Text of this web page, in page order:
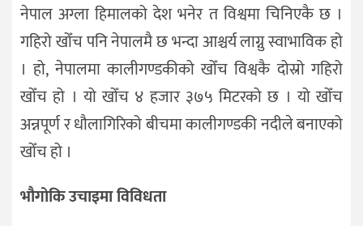
नेपाल अग्ला हिमालको देश भनेर त विश्वमा चिनिएकै छ ।
गहिरो खोँच पनि नेपालमै छ भन्दा आश्चर्य लाग्नु स्वाभाविक हो
। हो, नेपालमा कालीगण्डकीको खोँच विश्वकै दोस्रो गहिरो
खोँच हो । यो खोँच ४ हजार ३७५ मिटरको छ । यो खोँच
अन्नपूर्ण र धौलागिरिको बीचमा कालीगण्डकी नदीले बनाएको
खोँच हो ।
भौगोकि उचाइमा विविधता